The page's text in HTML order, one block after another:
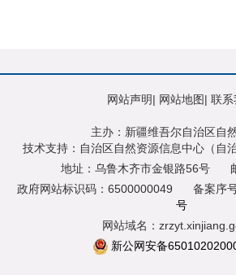
网站声明| 网站地图| 联系
主办：新疆维吾尔自治区自
技术支持：自治区自然资源信息中心（自
地址：乌鲁木齐市金银路56号
政府网站标识码：6500000049
备案序
号
网站域名：
新公网安备